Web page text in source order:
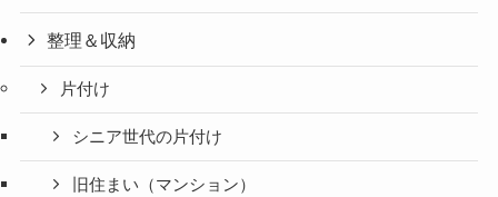
整理＆収納
片付け
シニア世代の片付け
旧住まい（マンション）